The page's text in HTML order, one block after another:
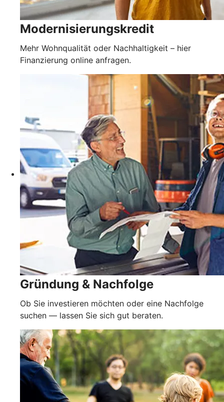
Modernisierungskredit
Mehr Wohnqualität oder Nachhaltigkeit – hier
Finanzierung online anfragen.
Gründung & Nachfolge
Ob Sie investieren möchten oder eine Nachfolge
suchen — lassen Sie sich gut beraten.